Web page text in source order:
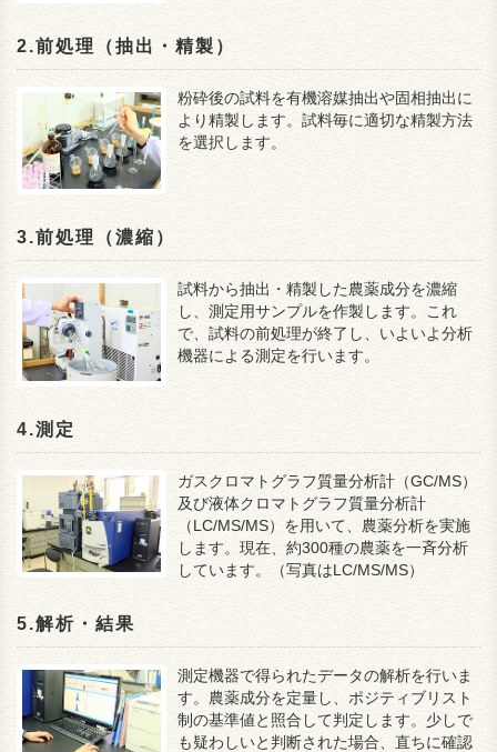
2.前処理（抽出・精製）
粉砕後の試料を有機溶媒抽出や固相抽出に
より精製します。試料毎に適切な精製方法
を選択します。
3.前処理（濃縮）
試料から抽出・精製した農薬成分を濃縮
し、測定用サンプルを作製します。これ
で、試料の前処理が終了し、いよいよ分析
機器による測定を行います。
4.測定
ガスクロマトグラフ質量分析計（GC/MS）
及び液体クロマトグラフ質量分析計
（LC/MS/MS）を用いて、農薬分析を実施
します。現在、約300種の農薬を一斉分析
しています。（写真はLC/MS/MS）
5.解析・結果
測定機器で得られたデータの解析を行いま
す。農薬成分を定量し、ポジティブリスト
制の基準値と照合して判定します。少しで
も疑わしいと判断された場合、直ちに確認